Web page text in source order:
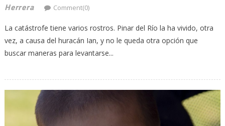
Herrera
Comment(0)
La catástrofe tiene varios rostros. Pinar del Río la ha vivido, otra
vez, a causa del huracán Ian, y no le queda otra opción que
buscar maneras para levantarse...